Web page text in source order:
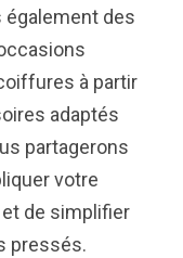
des
à partir
adaptés
partagerons
votre
de simplifier
pressés.